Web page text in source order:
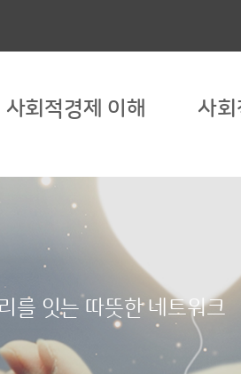
사회적경제 이해 사
를 잇는 따뜻한 네트워크